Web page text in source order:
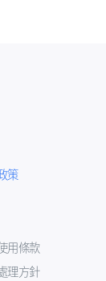
策
用條款
理方針